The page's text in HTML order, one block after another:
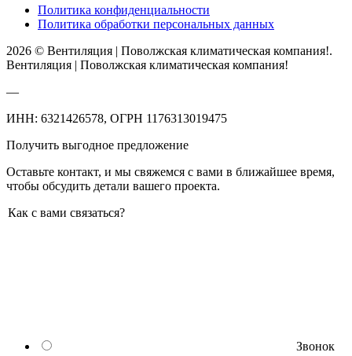
Политика конфиденциальности
Политика обработки персональных данных
2026 © Вентиляция | Поволжская климатическая компания!.
Вентиляция | Поволжская климатическая компания!
—
ИНН: 6321426578, ОГРН 1176313019475
Получить выгодное предложение
Оставьте контакт, и мы свяжемся с вами в ближайшее время,
чтобы обсудить детали вашего проекта.
Как с вами связаться?
Звонок